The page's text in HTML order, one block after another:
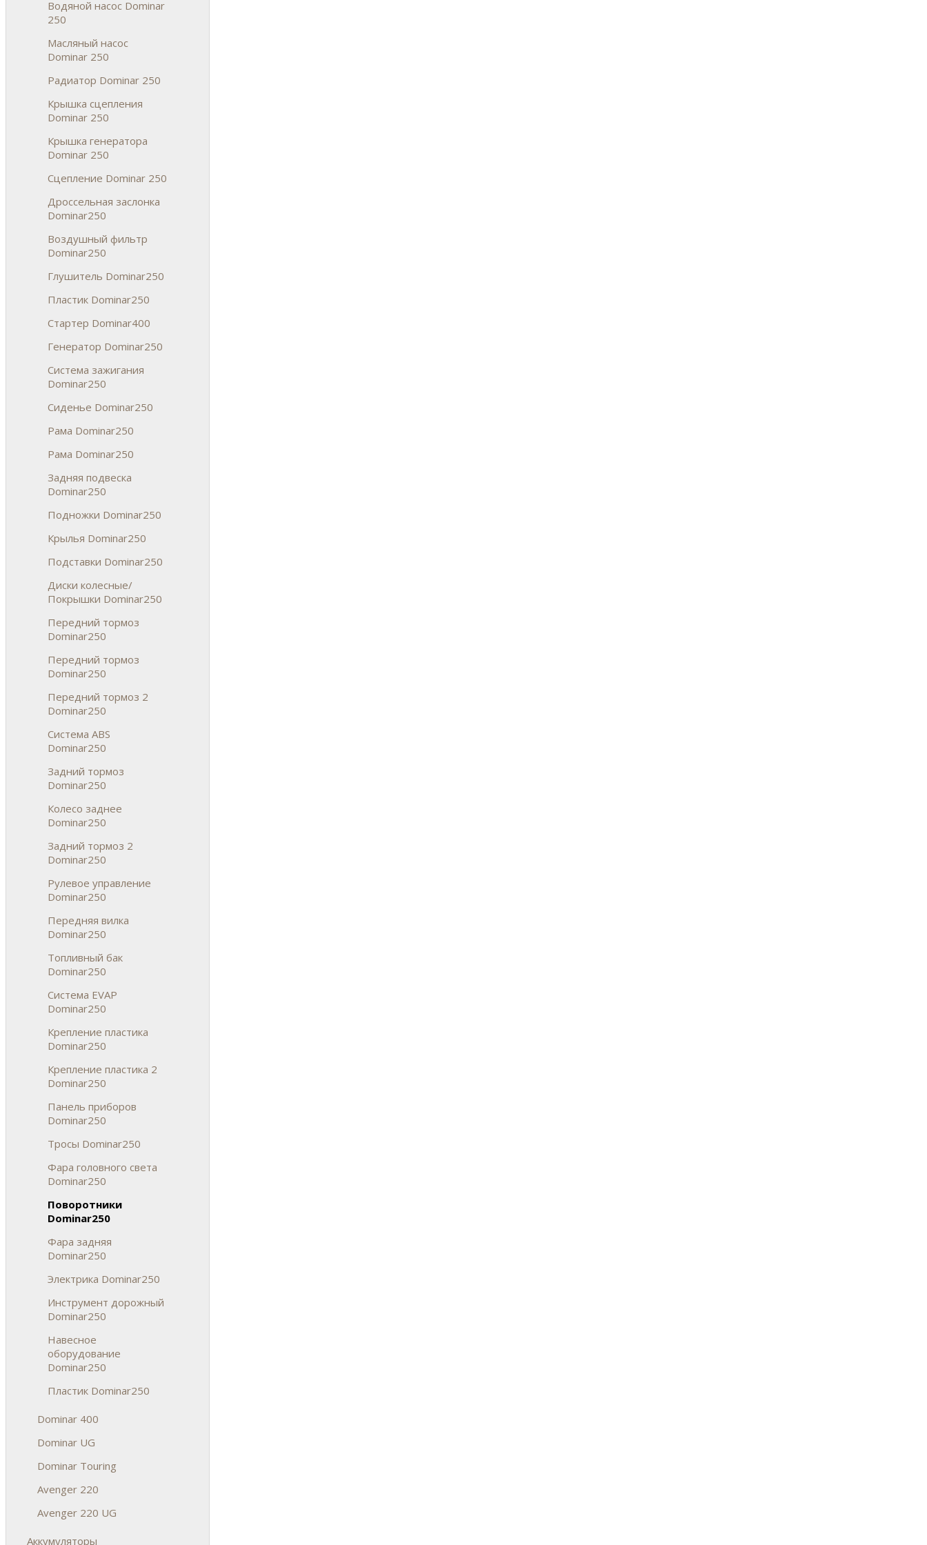
Водяной насос Dominar
250
Масляный насос
Dominar 250
Радиатор Dominar 250
Крышка сцепления
Dominar 250
Крышка генератора
Dominar 250
Сцепление Dominar 250
Дроссельная заслонка
Dominar250
Воздушный фильтр
Dominar250
Глушитель Dominar250
Пластик Dominar250
Стартер Dominar400
Генератор Dominar250
Система зажигания
Dominar250
Сиденье Dominar250
Рама Dominar250
Рама Dominar250
Задняя подвеска
Dominar250
Подножки Dominar250
Крылья Dominar250
Подставки Dominar250
Диски колесные/
Покрышки Dominar250
Передний тормоз
Dominar250
Передний тормоз
Dominar250
Передний тормоз 2
Dominar250
Система ABS
Dominar250
Задний тормоз
Dominar250
Колесо заднее
Dominar250
Задний тормоз 2
Dominar250
Рулевое управление
Dominar250
Передняя вилка
Dominar250
Топливный бак
Dominar250
Система EVAP
Dominar250
Крепление пластика
Dominar250
Крепление пластика 2
Dominar250
Панель приборов
Dominar250
Тросы Dominar250
Фара головного света
Dominar250
Поворотники
Dominar250
Фара задняя
Dominar250
Электрика Dominar250
Инструмент дорожный
Dominar250
Навесное
оборудование
Dominar250
Пластик Dominar250
Dominar 400
Dominar UG
Dominar Touring
Avenger 220
Avenger 220 UG
Аккумуляторы